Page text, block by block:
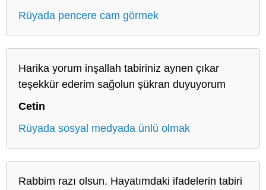
Rüyada pencere cam görmek
Harika yorum inşallah tabiriniz aynen çıkar
teşekkür ederim sağolun şükran duyuyorum
Cetin
Rüyada sosyal medyada ünlü olmak
Rabbim razı olsun. Hayatımdaki ifadelerin tabiri